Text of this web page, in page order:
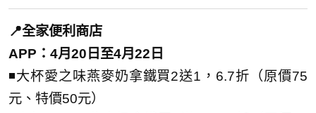
📍全家便利商店
APP：4月20日至4月22日
◾大杯愛之味燕麥奶拿鐵買2送1，6.7折（原價75
元、特價50元）